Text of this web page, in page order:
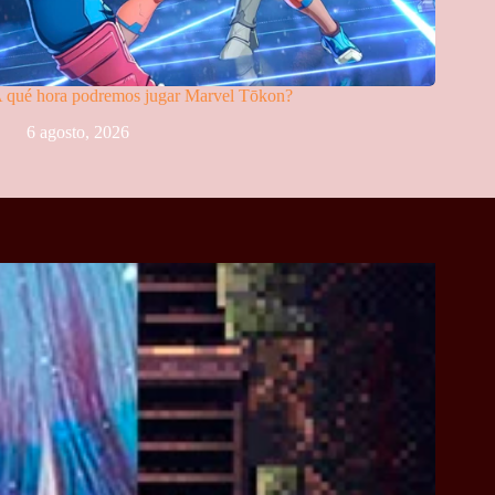
qué hora podremos jugar Marvel Tōkon?
6 agosto, 2026